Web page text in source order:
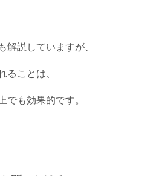
解説していますが、
ることは、
でも効果的です。